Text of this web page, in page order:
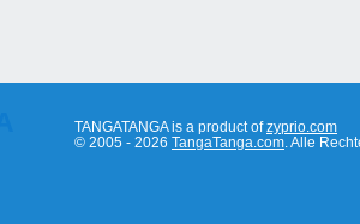
TANGATANGA is a product ofzyprio.com
© 2005 - 2026 TangaTanga.com . Alle